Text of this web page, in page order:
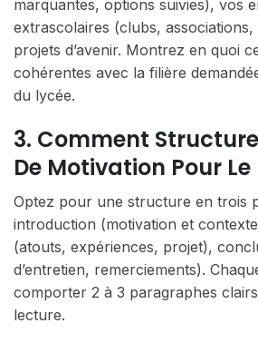
marquantes, options suivies), vos
extrascolaires (clubs,
projets d’avenir. Montrez en quoi
cohérentes avec la filière
du lycée.
3. Comment
De Motivation Pour Le
Optez pour une structure en trois
introduction (motivation et
(atouts, expériences, projet),
d’entretien, remerciements).
comporter 2 à 3 paragraphes
lecture.